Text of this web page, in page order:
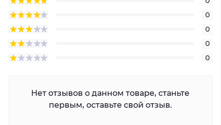
0
0
0
0
Нет отзывов о данном товаре, станьте
первым, оставьте свой отзыв.